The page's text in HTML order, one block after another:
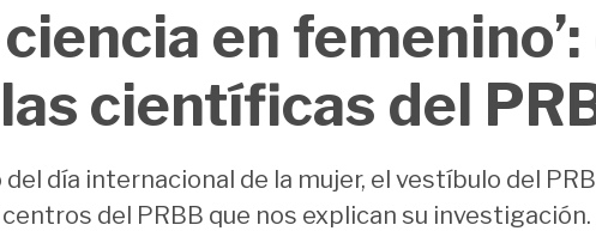
en
científicas del
día internacional de la mujer, el vestíbulo del
del PRBB que nos explican su investigación.